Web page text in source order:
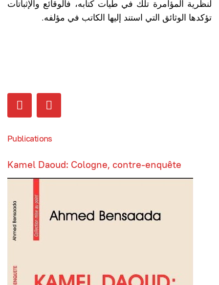
لنظرية المؤامرة تلك في طيات كتابه، فالوقائع والإثباتات
تؤكدها الوثائق التي استند إليها الكاتب في مؤلفه.
Publications
Kamel Daoud: Cologne, contre-enquête